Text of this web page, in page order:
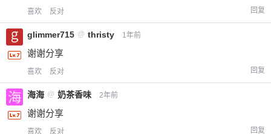
喜欢 反对 回复
glimmer715 @ thristy 1年前
谢谢分享
喜欢 反对 回复
海海 @ 奶茶香味 2年前
谢谢分享
喜欢 反对 回复